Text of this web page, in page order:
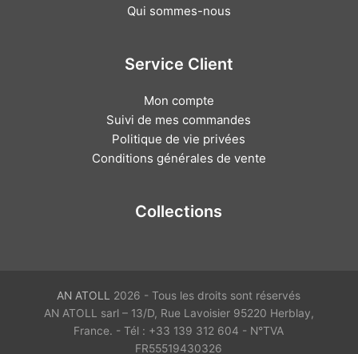
Qui sommes-nous
Service Client
Mon compte
Suivi de mes commandes
Politique de vie privées
Conditions générales de vente
Collections
AN ATOLL
2026 - Tous les droits sont réservés
AN ATOLL sarl – 13/D, Rue Lavoisier 95220 Herblay,
France. - Tél : +33 139 312 604 - N°TVA
FR55519430326